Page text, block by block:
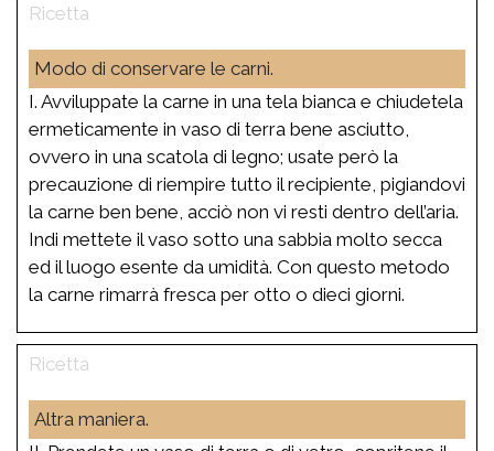
Modo di conservare le carni.
I. Avviluppate la carne in una tela bianca e chiudetela
ermeticamente in vaso di terra bene asciutto,
ovvero in una scatola di legno; usate però la
precauzione di riempire tutto il recipiente, pigiandovi
la carne ben bene, acciò non vi resti dentro dell’aria.
Indi mettete il vaso sotto una sabbia molto secca
ed il luogo esente da umidità. Con questo metodo
la carne rimarrà fresca per otto o dieci giorni.
Altra maniera.